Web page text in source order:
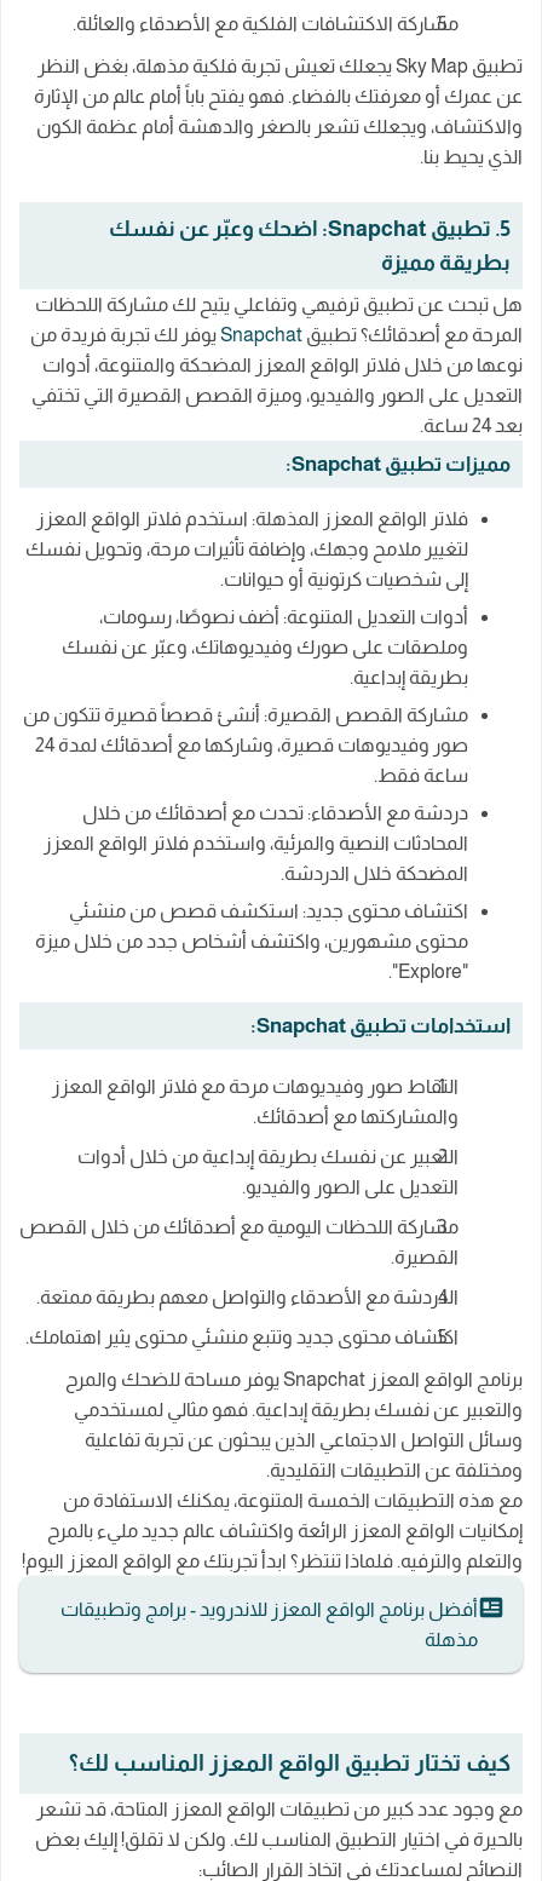
مشاركة الاكتشافات الفلكية مع الأصدقاء والعائلة.
تطبيق Sky Map يجعلك تعيش تجربة فلكية مذهلة، بغض النظر
عن عمرك أو معرفتك بالفضاء. فهو يفتح باباً أمام عالم من الإثارة
والاكتشاف، ويجعلك تشعر بالصغر والدهشة أمام عظمة الكون
الذي يحيط بنا.
5. تطبيق Snapchat: اضحك وعبّر عن نفسك
بطريقة مميزة
هل تبحث عن تطبيق ترفيهي وتفاعلي يتيح لك مشاركة اللحظات
المرحة مع أصدقائك؟ تطبيق Snapchatيوفر لك تجربة فريدة من
نوعها من خلال فلاتر الواقع المعزز المضحكة والمتنوعة، أدوات
التعديل على الصور والفيديو، وميزة القصص القصيرة التي تختفي
بعد 24 ساعة.
مميزات تطبيق Snapchat:
فلاتر الواقع المعزز المذهلة: استخدم فلاتر الواقع المعزز
لتغيير ملامح وجهك، وإضافة تأثيرات مرحة، وتحويل نفسك
إلى شخصيات كرتونية أو حيوانات.
أدوات التعديل المتنوعة: أضف نصوصًا، رسومات،
وملصقات على صورك وفيديوهاتك، وعبّر عن نفسك
بطريقة إبداعية.
مشاركة القصص القصيرة: أنشئ قصصاً قصيرة تتكون من
صور وفيديوهات قصيرة، وشاركها مع أصدقائك لمدة 24
ساعة فقط.
دردشة مع الأصدقاء: تحدث مع أصدقائك من خلال
المحادثات النصية والمرئية، واستخدم فلاتر الواقع المعزز
المضحكة خلال الدردشة.
اكتشاف محتوى جديد: استكشف قصص من منشئي
محتوى مشهورين، واكتشف أشخاص جدد من خلال ميزة
"Explore".
استخدامات تطبيق Snapchat:
التقاط صور وفيديوهات مرحة مع فلاتر الواقع المعزز
والمشاركتها مع أصدقائك.
التعبير عن نفسك بطريقة إبداعية من خلال أدوات
التعديل على الصور والفيديو.
مشاركة اللحظات اليومية مع أصدقائك من خلال القصص
القصيرة.
الدردشة مع الأصدقاء والتواصل معهم بطريقة ممتعة.
اكتشاف محتوى جديد وتتبع منشئي محتوى يثير اهتمامك.
برنامج الواقع المعزز Snapchat يوفر مساحة للضحك والمرح
والتعبير عن نفسك بطريقة إبداعية. فهو مثالي لمستخدمي
وسائل التواصل الاجتماعي الذين يبحثون عن تجربة تفاعلية
ومختلفة عن التطبيقات التقليدية.
مع هذه التطبيقات الخمسة المتنوعة، يمكنك الاستفادة من
إمكانيات الواقع المعزز الرائعة واكتشاف عالم جديد مليء بالمرح
والتعلم والترفيه. فلماذا تنتظر؟ ابدأ تجربتك مع الواقع المعزز اليوم!
أفضل برنامج الواقع المعزز للاندرويد - برامج وتطبيقات
مذهلة
كيف تختار تطبيق الواقع المعزز المناسب لك؟
مع وجود عدد كبير من تطبيقات الواقع المعزز المتاحة، قد تشعر
بالحيرة في اختيار التطبيق المناسب لك. ولكن لا تقلق! إليك بعض
النصائح لمساعدتك في اتخاذ القرار الصائب: